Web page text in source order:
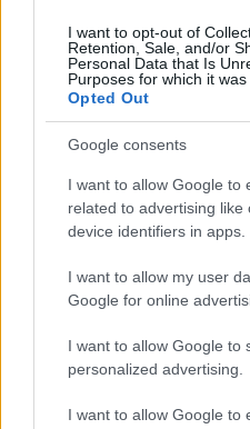
I want to opt-out of
Retention, Sale, and/or
Personal Data that Is
Purposes for which it was
Opted Out
Google consents
I want to allow Google to
related to advertising like
device identifiers in apps.
I want to allow my user
Google for online
I want to allow Google to
personalized advertising.
I want to allow Google to
ανακαλύψετε
7 έξυπνα tips για να
των διακοπών
Η εξωτική παραλία της